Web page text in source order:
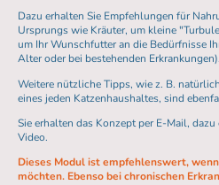
Dazu erhalten Sie Empfehlungen für
Ursprungs wie Kräuter, um kleine
um Ihr Wunschfutter an die Bedürfnisse
Alter oder bei bestehenden Erkrankungen).
Weitere nützliche Tipps, wie z. B.
eines jeden Katzenhaushaltes, sind
Sie erhalten das Konzept per E-Mail,
Video.
Dieses Modul ist empfehlenswert,
möchten. Ebenso bei chronischen